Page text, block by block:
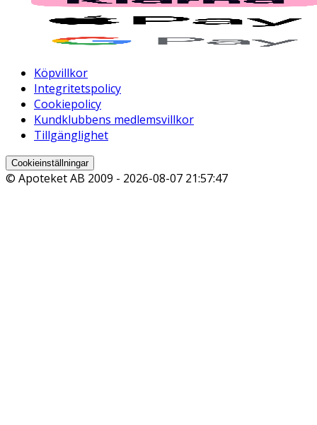
Köpvillkor
Integritetspolicy
Cookiepolicy
Kundklubbens medlemsvillkor
Tillgänglighet
Cookieinställningar
© Apoteket AB 2009 - 2026-08-07 21:57:47